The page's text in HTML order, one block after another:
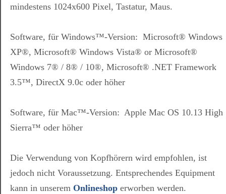
mindestens 1024x600 Pixel, Tastatur, Maus.
Software, für Windows™-Version: Microsoft® Windows
XP®, Microsoft® Windows Vista® or Microsoft®
Windows 7® / 8® / 10®, Microsoft® .NET Framework
3.5™, DirectX 9.0c oder höher
Software, für Mac™-Version: Apple Mac OS 10.13 High
Sierra™ oder höher
Die Verwendung von Kopfhörern wird empfohlen, ist
jedoch nicht Voraussetzung. Entsprechendes Equipment
kann in unserem Onlineshop erworben werden.